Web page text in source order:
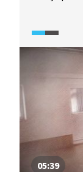
naučit.
05:39